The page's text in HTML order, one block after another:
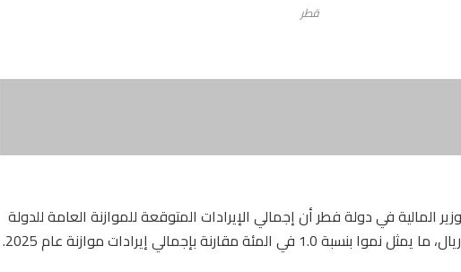
قطر
المالية في دولة فطر أن إجمالي الإيرادات المتوقعة للموازنة العامة للدولة